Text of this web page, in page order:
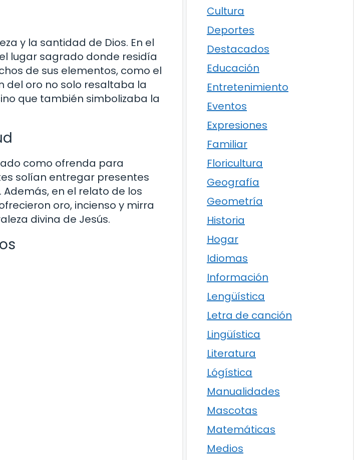
y la santidad de Dios. En el
lugar sagrado donde residía
de sus elementos, como el
del oro no solo resaltaba la
que también simbolizaba la
como ofrenda para
solían entregar presentes
en el relato de los
oro, incienso y mirra
divina de Jesús.
Cultura
Deportes
Destacados
Educación
Entretenimiento
Eventos
Expresiones
Familiar
Floricultura
Geografía
Geometría
Historia
Hogar
Idiomas
Información
Lengüística
Letra de canción
Lingüística
Literatura
Lógística
Manualidades
Mascotas
Matemáticas
Medios